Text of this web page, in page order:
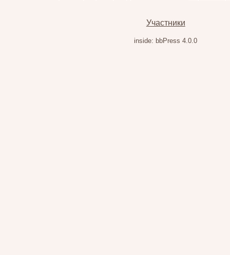
Участники
inside: bbPress 4.0.0